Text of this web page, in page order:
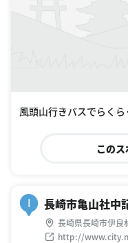
風頭山行きバスでらくら
この
I 長崎市亀山社中
長崎県長崎市伊良
http://